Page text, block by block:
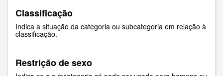
Classificação
Indica a situação da categoria ou subcategoria em relação à
classificação.
Restrição de sexo